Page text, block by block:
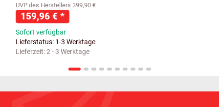
UVP des Herstellers 399,90 €
159,96 € *
Sofort verfügbar
Lieferstatus: 1-3 Werktage
Lieferzeit:2 - 3 Werktage